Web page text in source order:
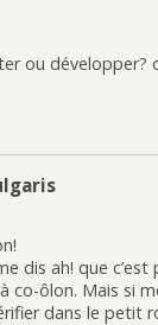
ou développer?
dis ah! que c’est
co-ôlon. Mais si
dans le petit